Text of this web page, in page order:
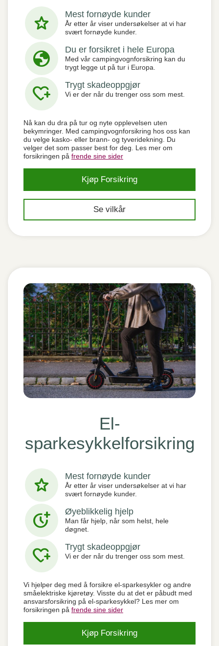
star Mest fornøyde kunder
År etter år viser undersøkelser at vi har
svært fornøyde kunder.
globe Du er forsikret i hele Europa
Med vår campingvognforsikring kan du
trygt legge ut på tur i Europa.
heart_plus Trygt skadeoppgjør
Vi er der når du trenger oss som mest.
Nå kan du dra på tur og nyte opplevelsen uten
bekymringer. Med campingvognforsikring hos oss kan
du velge kasko- eller brann- og tyveridekning. Du
velger det som passer best for deg. Les mer om
forsikringen på frende sine sider
Kjøp Forsikring
Se vilkår
El-
sparkesykkelforsikring
star Mest fornøyde kunder
År etter år viser undersøkelser at vi har
svært fornøyde kunder.
more_time Øyeblikkelig hjelp
Man får hjelp, når som helst, hele
døgnet.
heart_plus Trygt skadeoppgjør
Vi er der når du trenger oss som mest.
Vi hjelper deg med å forsikre el-sparkesykler og andre
småelektriske kjøretøy. Visste du at det er påbudt med
ansvarsforsikring på el-sparkesykkel? Les mer om
forsikringen på frende sine sider
Kjøp Forsikring